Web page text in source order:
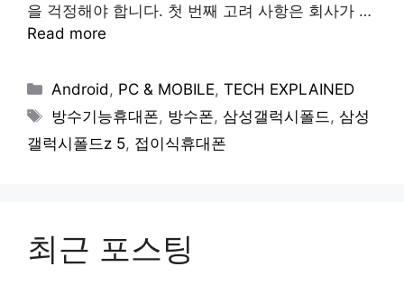
을 걱정해야 합니다. 첫 번째 고려 사항은 회사가 …
Read more
Categories
Android , PC & MOBILE,TECH EXPLAINED
Tags
방수기능휴대폰, 방수폰, 삼성갤럭시폴드 , 삼성
갤럭시폴드z 5, 접이식휴대폰
최근 포스팅